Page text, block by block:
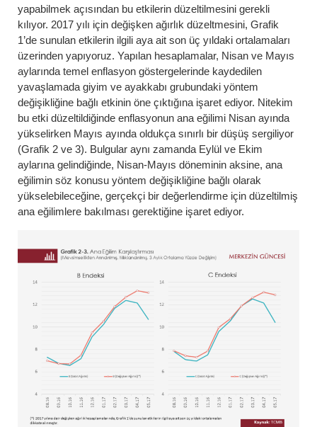
yapabilmek açısından bu etkilerin düzeltilmesini gerekli
kılıyor. 2017 yılı için değişken ağırlık düzeltmesini, Grafik
1’de sunulan etkilerin ilgili aya ait son üç yıldaki ortalamaları
üzerinden yapıyoruz. Yapılan hesaplamalar, Nisan ve Mayıs
aylarında temel enflasyon göstergelerinde kaydedilen
yavaşlamada giyim ve ayakkabı grubundaki yöntem
değişikliğine bağlı etkinin öne çıktığına işaret ediyor. Nitekim
bu etki düzeltildiğinde enflasyonun ana eğilimi Nisan ayında
yükselirken Mayıs ayında oldukça sınırlı bir düşüş sergiliyor
(Grafik 2 ve 3). Bulgular aynı zamanda Eylül ve Ekim
aylarına gelindiğinde, Nisan-Mayıs döneminin aksine, ana
eğilimin söz konusu yöntem değişikliğine bağlı olarak
yükselebileceğine, gerçekçi bir değerlendirme için düzeltilmiş
ana eğilimlere bakılması gerektiğine işaret ediyor.